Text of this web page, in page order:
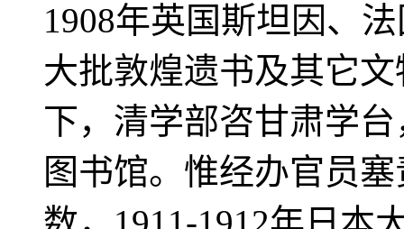
1908年英国斯坦因、
大批敦煌遗书及其它
下，清学部咨甘肃学
图书馆。惟经办官员